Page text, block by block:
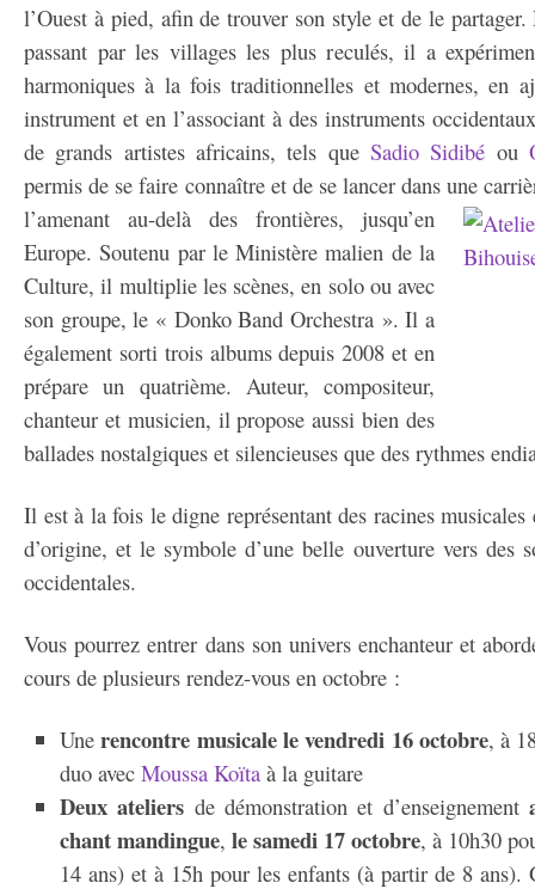
l’Ouest à pied, afin de trouver son style et de le
passant par les villages les plus reculés, il a
harmoniques à la fois traditionnelles et modernes, en
instrument et en l’associant à des instruments
de grands artistes africains, tels que Sadio Sidibé ou
permis de se faire connaître et de se lancer dans une
l’amenant au-delà des frontières, jusqu’en
Europe. Soutenu par le Ministère malien de la
Culture, il multiplie les scènes, en solo ou avec
son groupe, le « Donko Band Orchestra ». Il a
également sorti trois albums depuis 2008 et en
prépare un quatrième. Auteur, compositeur,
chanteur et musicien, il propose aussi bien des
ballades nostalgiques et silencieuses que des rythmes
Il est à la fois le digne représentant des racines
d’origine, et le symbole d’une belle ouverture vers des
occidentales.
Vous pourrez entrer dans son univers enchanteur et
cours de plusieurs rendez-vous en octobre :
Unerencontre musicale le vendredi 16 octobre, à
duo avec Moussa Koïta à la guitare
Deux ateliers de démonstration et d’enseignement
chant mandingue, le samedi 17 octobre, à 10h30
14 ans) et à 15h pour les enfants (à partir de 8 ans).